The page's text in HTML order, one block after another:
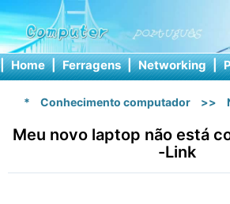
| Home | Ferragens | Networking |
* Conhecimento computador >>
Meu novo laptop não está
-Link